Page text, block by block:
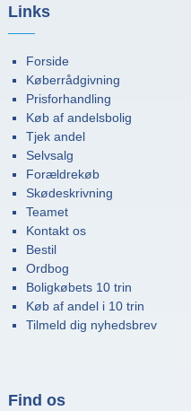
Links
Forside
Køberrådgivning
Prisforhandling
Køb af andelsbolig
Tjek andel
Selvsalg
Forældrekøb
Skødeskrivning
Teamet
Kontakt os
Bestil
Ordbog
Boligkøbets 10 trin
Køb af andel i 10 trin
Tilmeld dig nyhedsbrev
Find os